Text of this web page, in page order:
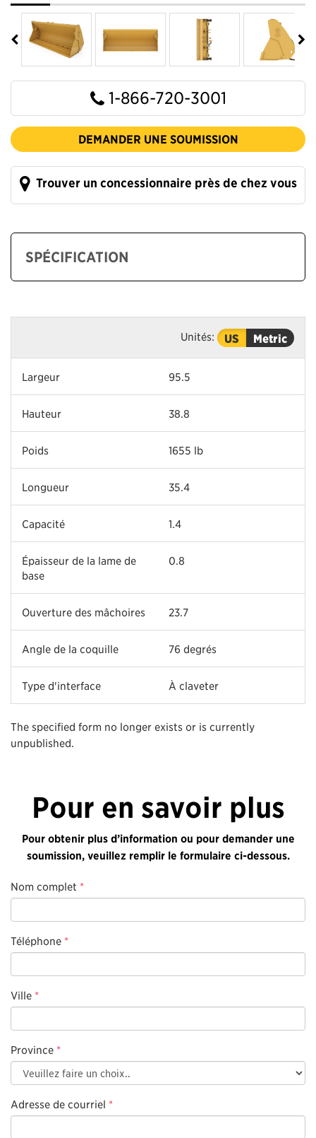
1-866-720-3001
DEMANDER UNE SOUMISSION
Trouver un concessionnaire près de chez vous
SPÉCIFICATION
Unités: US Metric
Largeur 95.5
Hauteur 38.8
Poids 1655 lb
Longueur 35.4
Capacité 1.4
Épaisseur de la lame de
base
0.8
Ouverture des mâchoires 23.7
Angle de la coquille 76 degrés
Type d'interface À claveter
The specified form no longer exists or is currently
unpublished.
Pour en savoir plus
Pour obtenir plus d’information ou pour demander une
soumission, veuillez remplir le formulaire ci-dessous.
Nom complet *
Téléphone *
Ville *
Province *
Adresse de courriel *